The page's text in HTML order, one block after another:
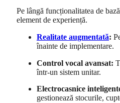
Pe lângă funcționalitatea de
element de experiență.
Realitate augmentată:
înainte de implementare.
Control vocal avansat:
într-un sistem unitar.
Electrocasnice
gestionează stocurile,